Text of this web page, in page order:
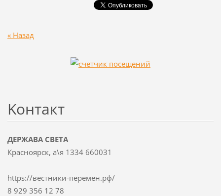
« Назад
Koнтакт
ДЕРЖАВА СВЕТА
Красноярск, а\я 1334 660031
https://вестники-перемен.рф/
8 929 356 12 78